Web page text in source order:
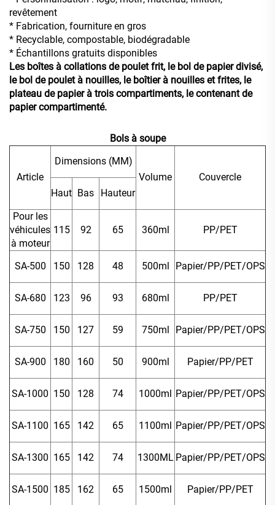
revêtement
* Fabrication, fourniture en gros
* Recyclable, compostable, biodégradable
* Échantillons gratuits disponibles
Les boîtes à collations de poulet frit, le bol de papier divisé,
le bol de poulet à nouilles, le boîtier à nouilles et frites, le
plateau de papier à trois compartiments, le contenant de
papier compartimenté.
Bols à soupe
Article
Dimensions (MM)
Volume
Couvercle
Haut Bas
Hauteur
Pour les
véhicules
à moteur
115 92 65 360ml PP/PET
SA-500 150 128 48 500ml Papier/PP/PET/OPS
SA-680 123 96 93 680ml PP/PET
SA-750 150 127 59 750ml Papier/PP/PET/OPS
SA-900 180 160 50 900ml Papier/PP/PET
SA-1000 150 128 74 1000ml Papier/PP/PET/OPS
SA-1100 165 142 65 1100ml Papier/PP/PET/OPS
SA-1300 165 142 74 1300ML Papier/PP/PET/OPS
SA-1500 185 162 65 1500ml
Papier/PP/PET